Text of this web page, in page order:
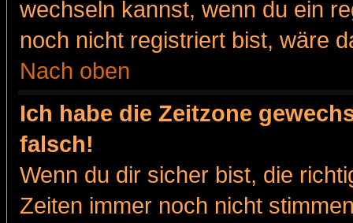
wechseln kannst, wenn du ein
noch nicht registriert bist, wäre
Nach oben
Ich habe die Zeitzone
falsch!
Wenn du dir sicher bist, die
Zeiten immer noch nicht